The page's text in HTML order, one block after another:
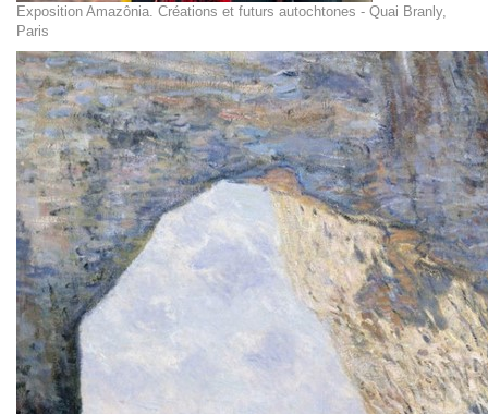
Exposition Amazônia. Créations et futurs autochtones - Quai Branly,
Paris